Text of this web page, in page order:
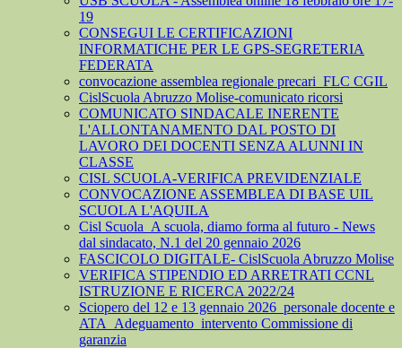
19
CONSEGUI LE CERTIFICAZIONI
INFORMATICHE PER LE GPS-SEGRETERIA
FEDERATA
convocazione assemblea regionale precari_FLC CGIL
CislScuola Abruzzo Molise-comunicato ricorsi
COMUNICATO SINDACALE INERENTE
L'ALLONTANAMENTO DAL POSTO DI
LAVORO DEI DOCENTI SENZA ALUNNI IN
CLASSE
CISL SCUOLA-VERIFICA PREVIDENZIALE
CONVOCAZIONE ASSEMBLEA DI BASE UIL
SCUOLA L'AQUILA
Cisl Scuola_A scuola, diamo forma al futuro - News
dal sindacato, N.1 del 20 gennaio 2026
FASCICOLO DIGITALE- CislScuola Abruzzo Molise
VERIFICA STIPENDIO ED ARRETRATI CCNL
ISTRUZIONE E RICERCA 2022/24
Sciopero del 12 e 13 gennaio 2026_personale docente e
ATA_Adeguamento_intervento Commissione di
garanzia